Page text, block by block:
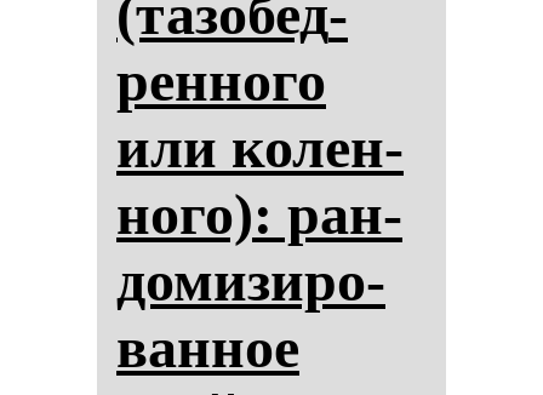
(та­зо­бед­
рен­но­го
или ко­лен­
но­го): ран­
до­ми­зи­ро­
ван­ное